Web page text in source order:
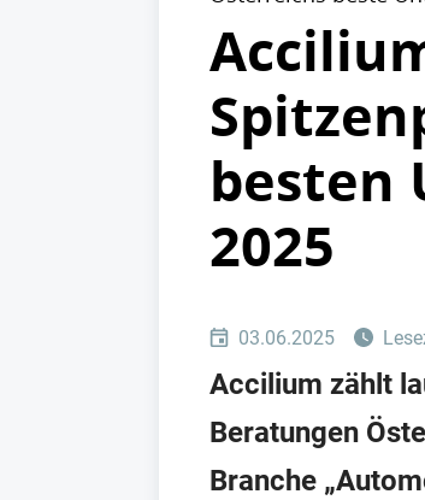
besten
2025
03.06.2025
Accilium zählt
Beratungen
Branche